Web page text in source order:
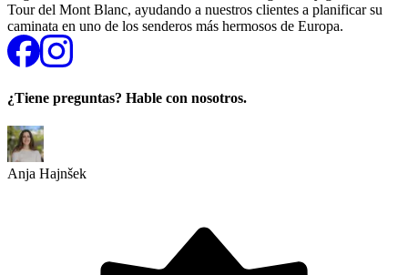
Tour del Mont Blanc, ayudando a nuestros clientes a planificar su
caminata en uno de los senderos más hermosos de Europa.
¿Tiene preguntas? Hable con nosotros.
Anja Hajnšek